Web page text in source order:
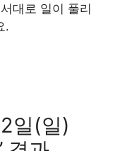
대로 일이 풀리
.
일(일)